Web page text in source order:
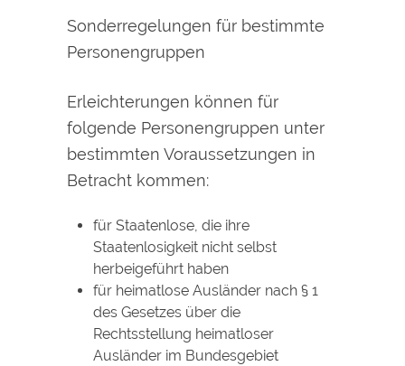
Sonderregelungen für bestimmte
Personengruppen
Erleichterungen können für
folgende Personengruppen unter
bestimmten Voraussetzungen in
Betracht kommen:
für Staatenlose, die ihre
Staatenlosigkeit nicht selbst
herbeigeführt haben
für heimatlose Ausländer nach § 1
des Gesetzes über die
Rechtsstellung heimatloser
Ausländer im Bundesgebiet